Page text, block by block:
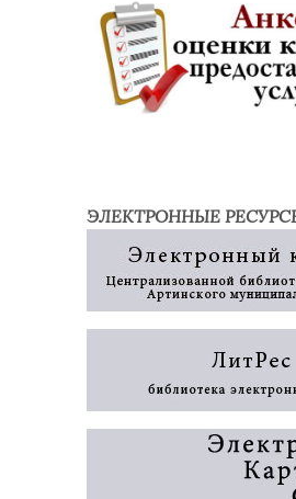
ЭЛЕКТРОННЫЕ